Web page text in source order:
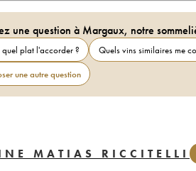
une question à Margaux, notre
quel plat l'accorder ? Quels vins similaires me
une autre question
MATIAS RICCITELLI